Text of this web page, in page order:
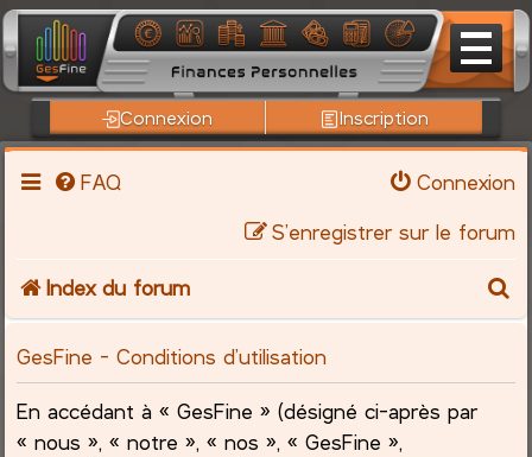
Connexion Inscription
FAQ
Connexion
S’enregistrer sur le forum
Index du forum
c
GesFine - Conditions d’utilisation
En accédant à « GesFine » (désigné ci-après par
« nous », « notre », « nos », « GesFine »,